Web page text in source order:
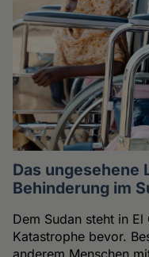
Das ungesehene
Behinderung im
Dem Sudan steht in
Katastrophe bevor.
anderem Menschen